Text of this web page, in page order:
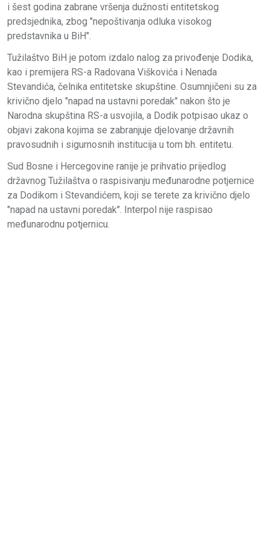
i šest godina zabrane vršenja dužnosti entitetskog
predsjednika, zbog "nepoštivanja odluka visokog
predstavnika u BiH".
Tužilaštvo BiH je potom izdalo nalog za privođenje Dodika,
kao i premijera RS-a Radovana Viškovića i Nenada
Stevandića, čelnika entitetske skupštine. Osumnjičeni su za
krivično djelo "napad na ustavni poredak" nakon što je
Narodna skupština RS-a usvojila, a Dodik potpisao ukaz o
objavi zakona kojima se zabranjuje djelovanje državnih
pravosudnih i sigurnosnih institucija u tom bh. entitetu.
Sud Bosne i Hercegovine ranije je prihvatio prijedlog
državnog Tužilaštva o raspisivanju međunarodne potjernice
za Dodikom i Stevandićem, koji se terete za krivično djelo
"napad na ustavni poredak". Interpol nije raspisao
međunarodnu potjernicu.